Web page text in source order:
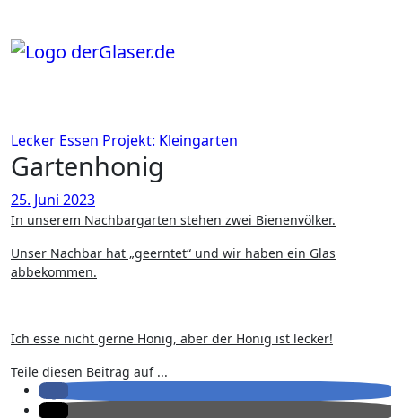
springen
Lecker Essen Projekt: Kleingarten
Gartenhonig
25. Juni 2023
In unserem Nachbargarten stehen zwei Bienenvölker.
Unser Nachbar hat „geerntet“ und wir haben ein Glas
abbekommen.
Ich esse nicht gerne Honig, aber der Honig ist lecker!
Teile diesen Beitrag auf ...